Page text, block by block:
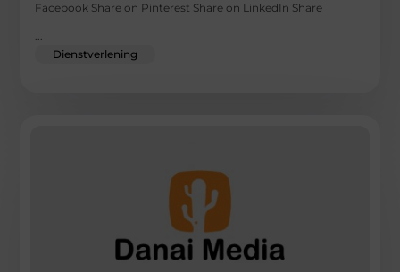
Facebook Share on Pinterest Share on LinkedIn Share
...
Dienstverlening